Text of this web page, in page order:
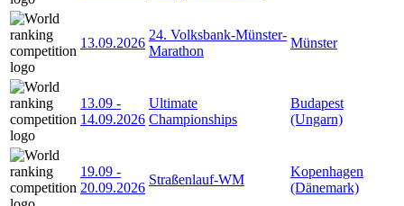
13.09.2026
24. Volksbank-Münster-
Marathon
Münster
13.09 -
14.09.2026
Ultimate
Championships
Budapest
(Ungarn)
19.09 -
20.09.2026
Straßenlauf-WM
Kopenhagen
(Dänemark)